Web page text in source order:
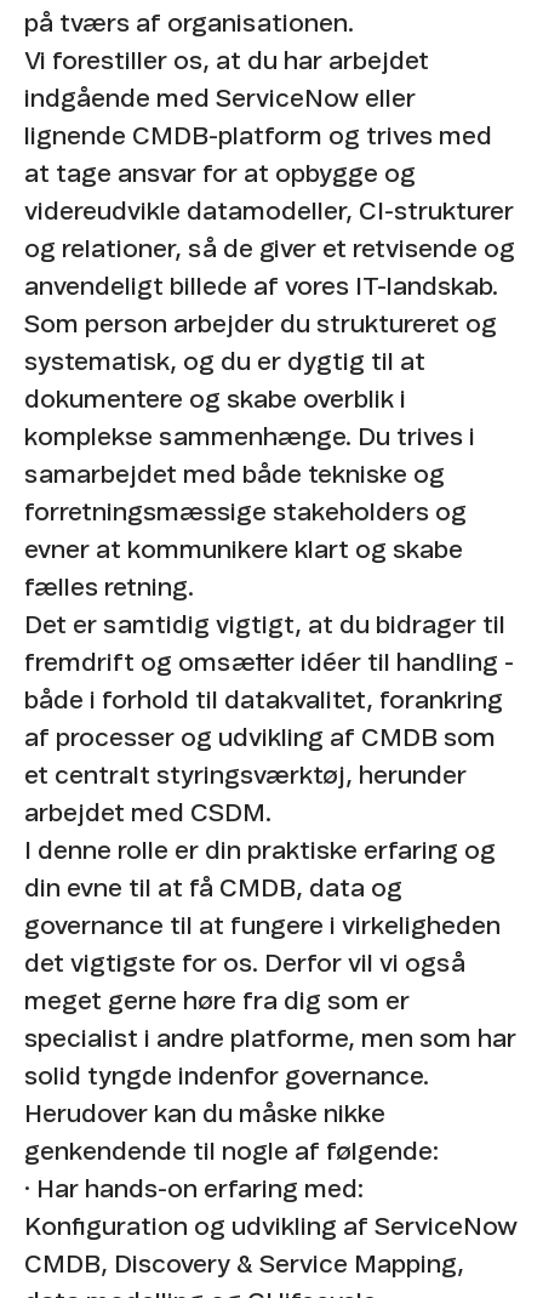
på tværs af organisationen.
Vi forestiller os, at du har arbejdet
indgående med ServiceNow eller
lignende CMDB-platform og trives med
at tage ansvar for at opbygge og
videreudvikle datamodeller, CI-strukturer
og relationer, så de giver et retvisende og
anvendeligt billede af vores IT-landskab.
Som person arbejder du struktureret og
systematisk, og du er dygtig til at
dokumentere og skabe overblik i
komplekse sammenhænge. Du trives i
samarbejdet med både tekniske og
forretningsmæssige stakeholders og
evner at kommunikere klart og skabe
fælles retning.
Det er samtidig vigtigt, at du bidrager til
fremdrift og omsætter idéer til handling -
både i forhold til datakvalitet, forankring
af processer og udvikling af CMDB som
et centralt styringsværktøj, herunder
arbejdet med CSDM.
I denne rolle er din praktiske erfaring og
din evne til at få CMDB, data og
governance til at fungere i virkeligheden
det vigtigste for os. Derfor vil vi også
meget gerne høre fra dig som er
specialist i andre platforme, men som har
solid tyngde indenfor governance.
Herudover kan du måske nikke
genkendende til nogle af følgende:
· Har hands-on erfaring med:
Konfiguration og udvikling af ServiceNow
CMDB, Discovery & Service Mapping,